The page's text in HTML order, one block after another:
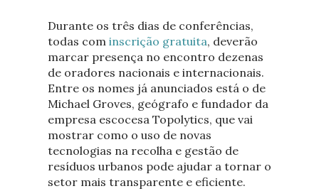
Durante os três dias de conferências,
todas com inscrição gratuita, deverão
marcar presença no encontro dezenas
de oradores nacionais e internacionais.
Entre os nomes já anunciados está o de
Michael Groves, geógrafo e fundador da
empresa escocesa Topolytics, que vai
mostrar como o uso de novas
tecnologias na recolha e gestão de
resíduos urbanos pode ajudar a tornar o
setor mais transparente e eficiente.